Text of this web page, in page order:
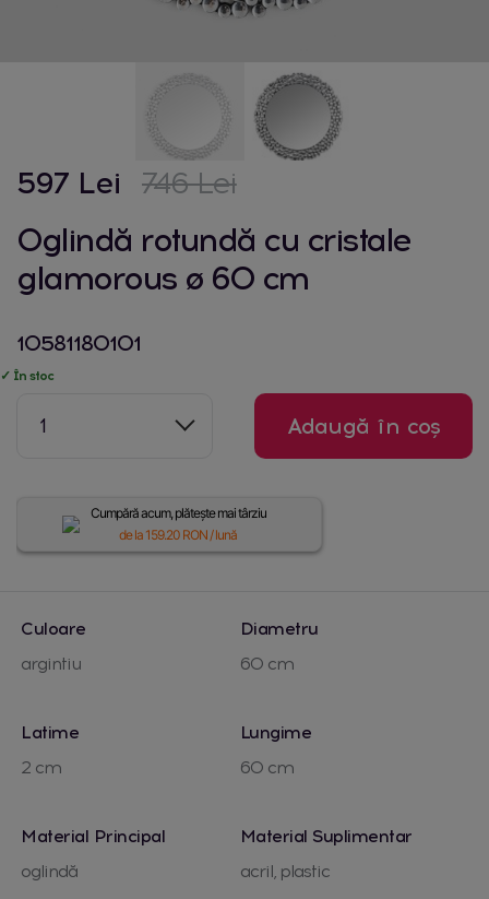
597 Lei 746 Lei
Oglindă rotundă cu cristale
glamorous ø 60 cm
10581180101
✓ În stoc
1 Adaugă în coș
Cumpără acum, plătește mai târziu
de la159.20 RON / lună
Culoare
argintiu
Diametru
60 cm
Latime
2 cm
Lungime
60 cm
Material Principal
oglindă
Material Suplimentar
acril, plastic